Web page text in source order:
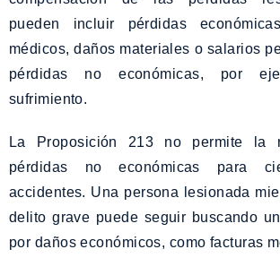
pueden incluir pérdidas
médicos, daños materiales o salarios
pérdidas no económicas, por
sufrimiento.
La Proposición 213 no permite la
pérdidas no económicas para
accidentes. Una persona lesionada
delito grave puede seguir buscando
por daños económicos, como facturas